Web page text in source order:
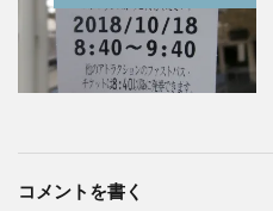
コメントを書く